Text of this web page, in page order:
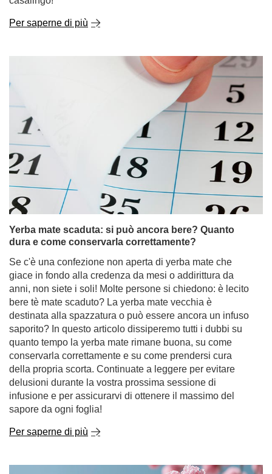
Per saperne di più
Yerba mate scaduta: si può ancora bere? Quanto
dura e come conservarla correttamente?
Se c'è una confezione non aperta di yerba mate che
giace in fondo alla credenza da mesi o addirittura da
anni, non siete i soli! Molte persone si chiedono: è lecito
bere tè mate scaduto? La yerba mate vecchia è
destinata alla spazzatura o può essere ancora un infuso
saporito? In questo articolo dissiperemo tutti i dubbi su
quanto tempo la yerba mate rimane buona, su come
conservarla correttamente e su come prendersi cura
della propria scorta. Continuate a leggere per evitare
delusioni durante la vostra prossima sessione di
infusione e per assicurarvi di ottenere il massimo del
sapore da ogni foglia!
Per saperne di più